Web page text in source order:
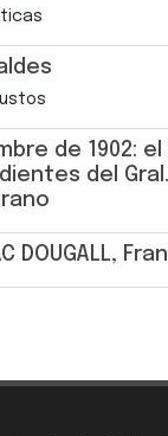
de 1902:
del Gral.
DOUGALL,